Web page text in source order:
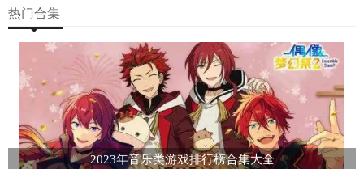
热门合集
2023年音乐类游戏排行榜合集大全